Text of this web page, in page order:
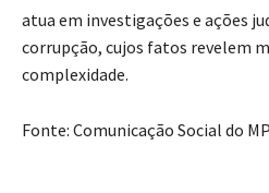
atua em investigações e ações
corrupção, cujos fatos revelem
complexidade.
Fonte: Comunicação Social do